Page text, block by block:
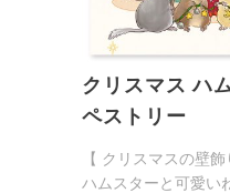
クリスマス ハ
ペストリー
【 クリスマスの壁飾
ハムスターと可愛い